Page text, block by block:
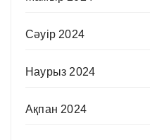
Сәуір 2024
Наурыз 2024
Ақпан 2024